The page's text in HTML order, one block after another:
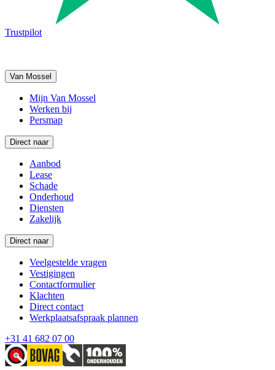
Trustpilot
Van Mossel
Mijn Van Mossel
Werken bij
Persmap
Direct naar
Aanbod
Lease
Schade
Onderhoud
Diensten
Zakelijk
Direct naar
Veelgestelde vragen
Vestigingen
Contactformulier
Klachten
Direct contact
Werkplaatsafspraak plannen
+31 41 682 07 00